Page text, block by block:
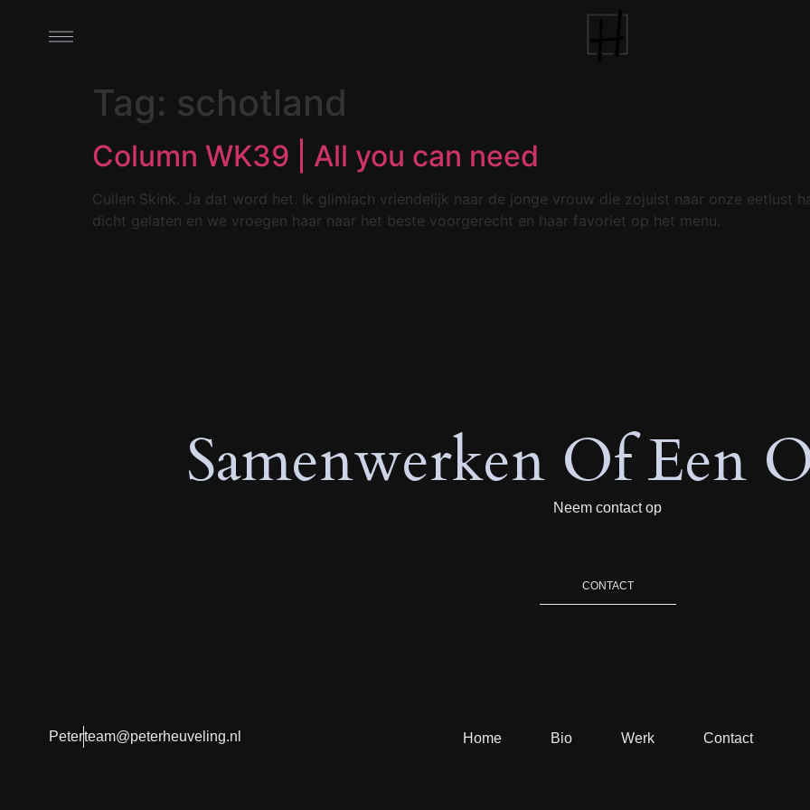
Tag: schotland
Column WK39 | All you can need
Cullen Skink. Ja dat word het. Ik glimlach vriendelijk naar de jonge vrouw die zojuist naar onze eetlust
dicht gelaten en we vroegen haar naar het beste voorgerecht en haar favoriet op het menu.
Samenwerken Of Een
Neem contact op
CONTACT
Peterteam@peterheuveling.nl Home Bio Werk Contact